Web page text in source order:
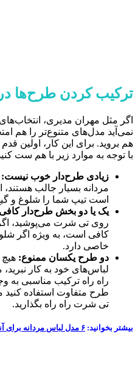
ترکیب کردن طرح‌ها
اگر مثل مهران مدیری،
نمی‌آید مدل‌های متنوع‌تر را هم
هم بروید. برای این کار، اولین
با توجه به موارد زیر با هم ست
زیادی طرح‌دار خوب نیست:
مردانه بسیار جالب هستند،
است تیپ شما را شلوغ و
یک یا دو بخش طرح‌دار
روی تی شرت می‌پوشید، اگر
کافی است، به ویژه اگر
خاصی دارد.
دو طرح یکسان ممنوع:
لباس‌های خود به کار
راه راه ترکیب مناسبی به
طرح متفاوت استفاده کنید
تی شرت راه راه بگذارید.
بیشتر بخوانید: ۶ مدل لباس مردانه برای آنکه جوان بمانید!